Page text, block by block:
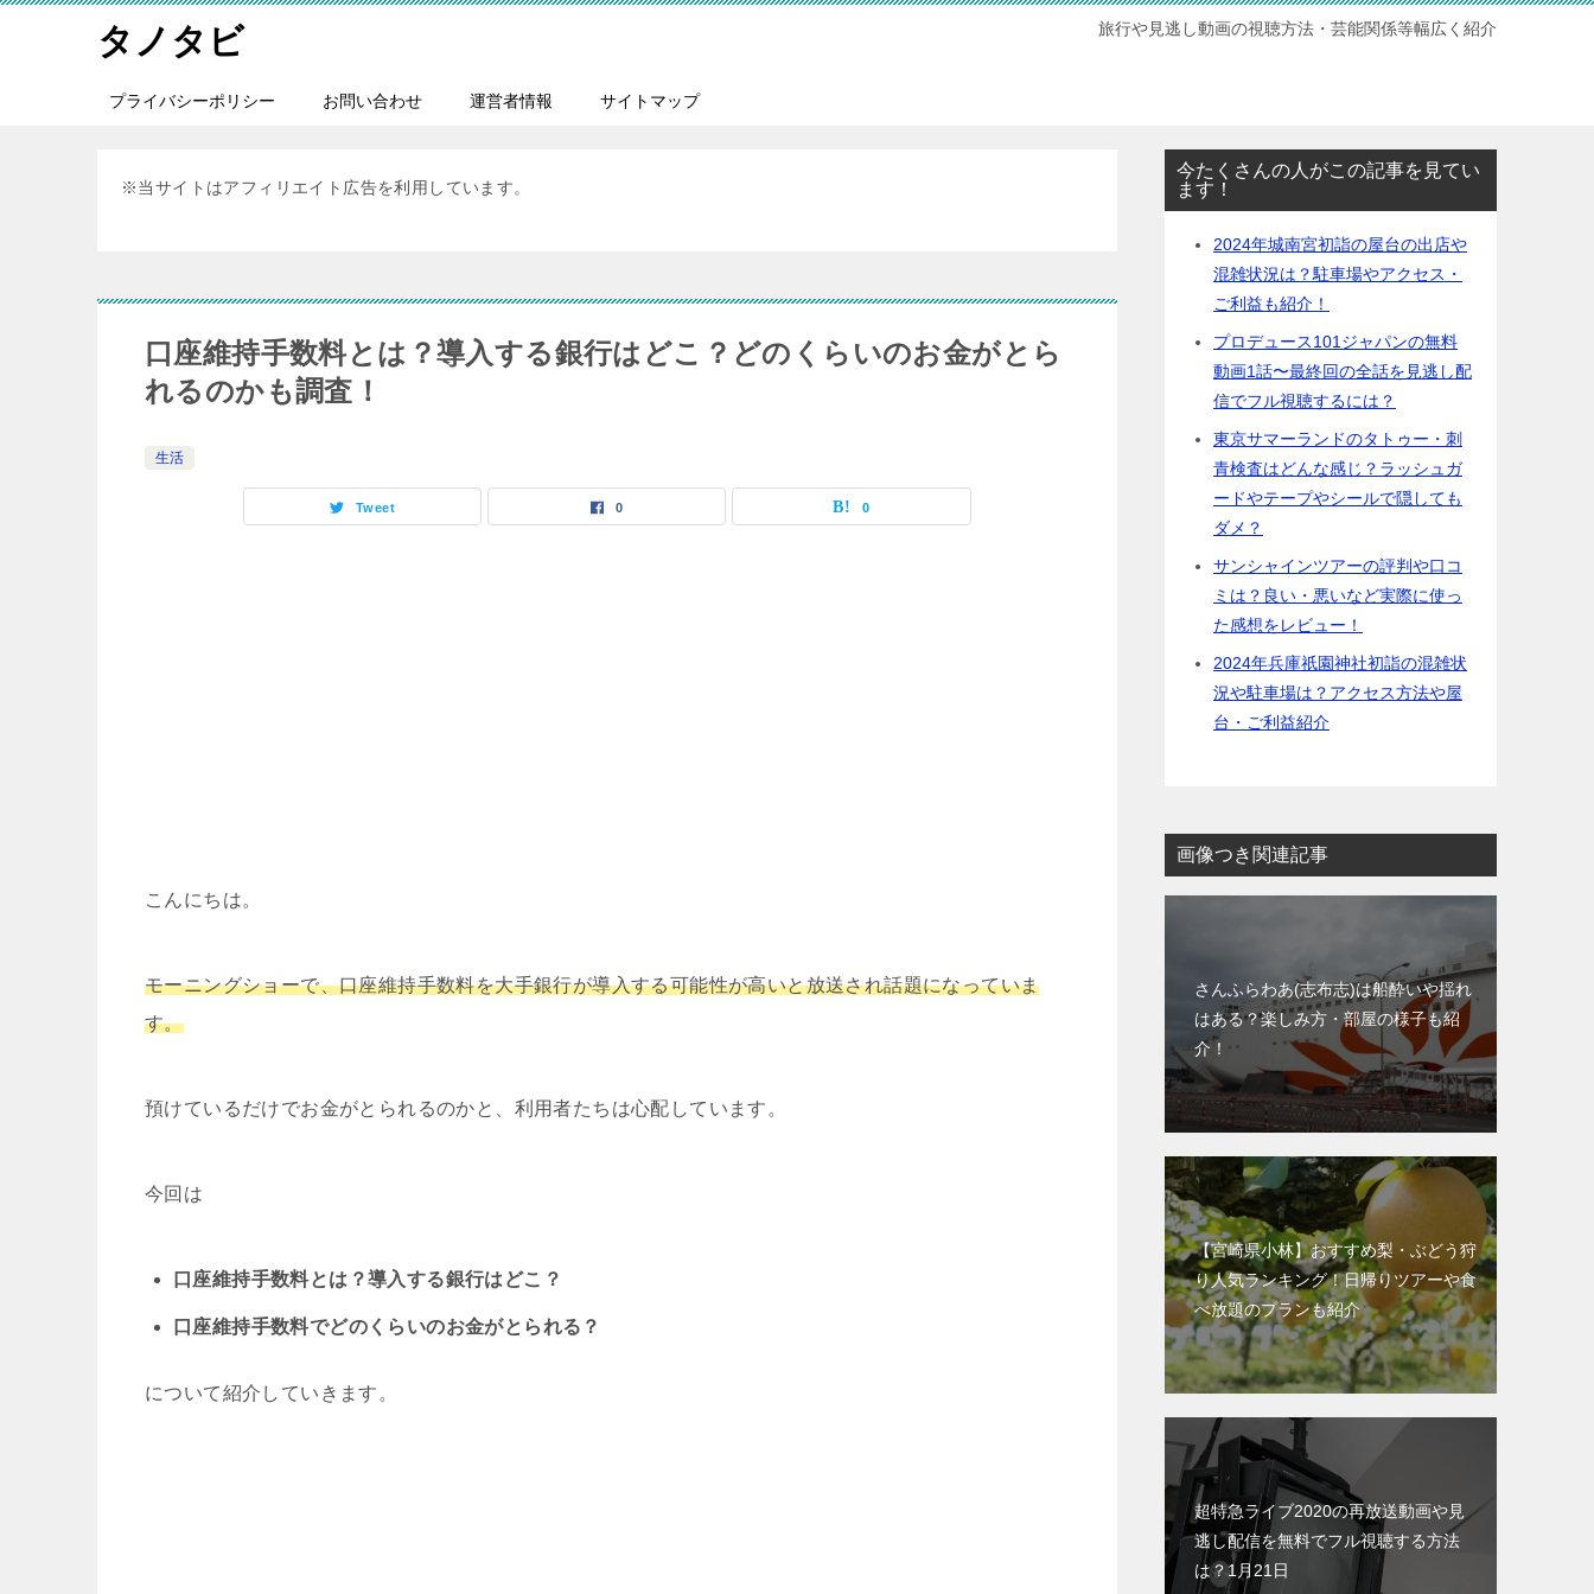
タノタビ 旅行や見逃し動画の視聴方法・芸能関係等幅広く紹介
プライバシーポリシー お問い合わせ 運営者情報 サイトマップ
※当サイトはアフィリエイト広告を利用しています。
口座維持手数料とは？導入する銀行はどこ？どのくらいのお金がとら
れるのかも調査！
生活
Tweet 0 0
こんにちは。
モーニングショーで、口座維持手数料を大手銀行が導入する可能性が高いと放送され話題になっていま
す。
預けているだけでお金がとられるのかと、利用者たちは心配しています。
今回は
口座維持手数料とは？導入する銀行はどこ？
口座維持手数料でどのくらいのお金がとられる？
について紹介していきます。
今たくさんの人がこの記事を見てい
ます！
2024年城南宮初詣の屋台の出店や
混雑状況は？駐車場やアクセス・
ご利益も紹介！
プロデュース101ジャパンの無料
動画1話〜最終回の全話を見逃し配
信でフル視聴するには？
東京サマーランドのタトゥー・刺
青検査はどんな感じ？ラッシュガ
ードやテープやシールで隠しても
ダメ？
サンシャインツアーの評判や口コ
ミは？良い・悪いなど実際に使っ
た感想をレビュー！
2024年兵庫祇園神社初詣の混雑状
況や駐車場は？アクセス方法や屋
台・ご利益紹介
画像つき関連記事
さんふらわあ(志布志)は船酔いや揺れ
はある？楽しみ方・部屋の様子も紹
介！
【宮崎県小林】おすすめ梨・ぶどう狩
り人気ランキング！日帰りツアーや食
べ放題のプランも紹介
超特急ライブ2020の再放送動画や見
逃し配信を無料でフル視聴する方法
は？1月21日